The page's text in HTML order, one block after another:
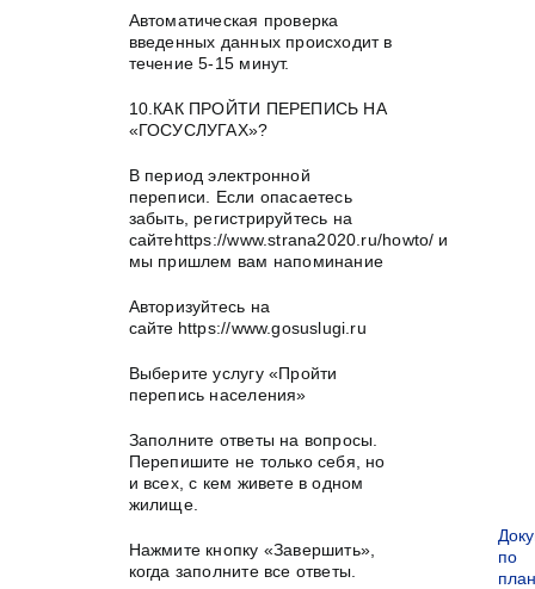
Автоматическая проверка
введенных данных происходит в
течение 5-15 минут.
10.КАК ПРОЙТИ ПЕРЕПИСЬ НА
«ГОСУСЛУГАХ»?
В период электронной
переписи. Если опасаетесь
забыть, регистрируйтесь на
сайтеhttps://www.strana2020.ru/howto/ и
мы пришлем вам напоминание
Авторизуйтесь на
сайте https://www.gosuslugi.ru
Выберите услугу «Пройти
перепись населения»
Заполните ответы на вопросы.
Перепишите не только себя, но
и всех, с кем живете в одном
жилище.
Нажмите кнопку «Завершить»,
когда заполните все ответы.
по